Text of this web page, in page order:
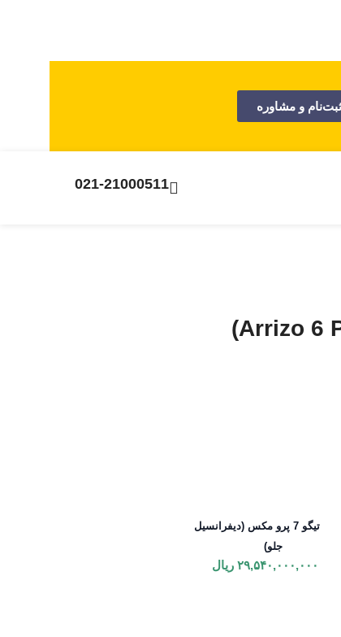
و مشاوره
تیگو 7 پرو مکس (دیفرانسیل
جلو)
۲۹,۵۴۰,۰۰۰,۰۰۰ ریال
021-21000511